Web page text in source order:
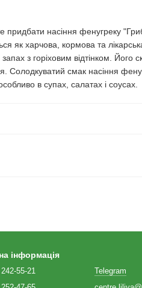
придбати насіння фенугреку
як харчова, кормова та
з горіховим відтінком. Його
Солодкуватий смак насіння
в супах, салатах і соусах.
інформація
55-21
Telegram